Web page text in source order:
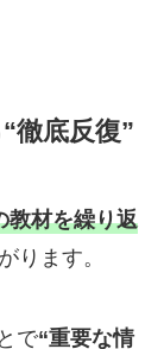
徹底反復”
教材を繰り返
ります。
で“重要な情